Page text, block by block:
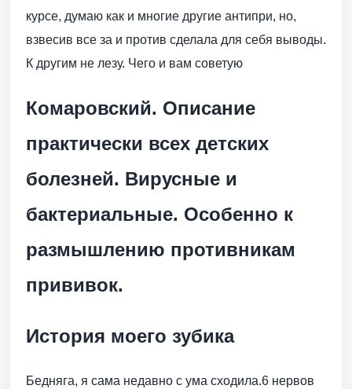
курсе, думаю как и многие другие антипри, но,
взвесив все за и против сделала для себя выводы.
К другим не лезу. Чего и вам советую
Комаровский. Описание
практически всех детских
болезней. Вирусные и
бактериальные. Особенно к
размышлению противникам
прививок.
История моего зубика
Бедняга, я сама недавно с ума сходила.6 нервов